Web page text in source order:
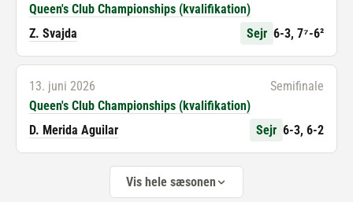
Queen's Club Championships (kvalifikation)
Z. Svajda
Sejr 6-3, 7⁷-6²
13. juni 2026
Semifinale
Queen's Club Championships (kvalifikation)
D. Merida Aguilar
Sejr 6-3, 6-2
Vis hele sæsonen